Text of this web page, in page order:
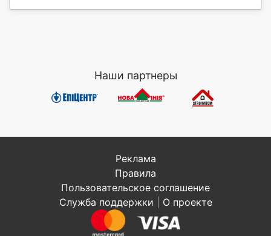
Наши партнеры
Реклама
Правила
Пользовательское соглашение
Служба поддержки
О проекте